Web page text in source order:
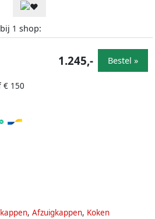
bij 1 shop:
€ 150
1.245,- Bestel »
, Afzuigkappen, Koken